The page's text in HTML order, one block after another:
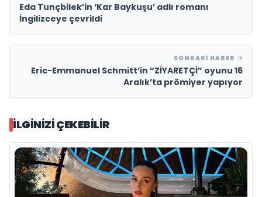
Eda Tunçbilek’in ‘Kar Baykuşu’ adlı romanı
İngilizceye çevrildi
SONRAKI HABER
Eric-Emmanuel Schmitt’in “ZİYARETÇİ” oyunu 16
Aralık’ta prömiyer yapıyor
İLGINIZI ÇEKEBILIR